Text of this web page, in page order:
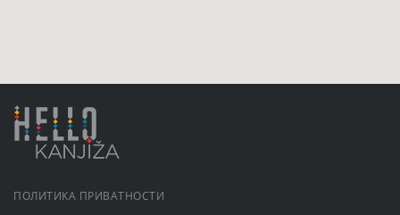
ПОЛИТИКА ПРИВАТНОСТИ